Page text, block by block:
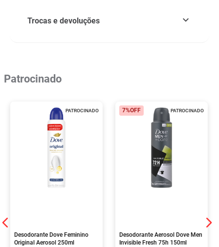
Trocas e devoluções
Patrocinado
PATROCINADO
Desodorante Dove Feminino
Original Aerosol 250ml
PATROCINADO
7%OFF
Desodorante Aerosol Dove Men
Invisible Fresh 75h 150ml